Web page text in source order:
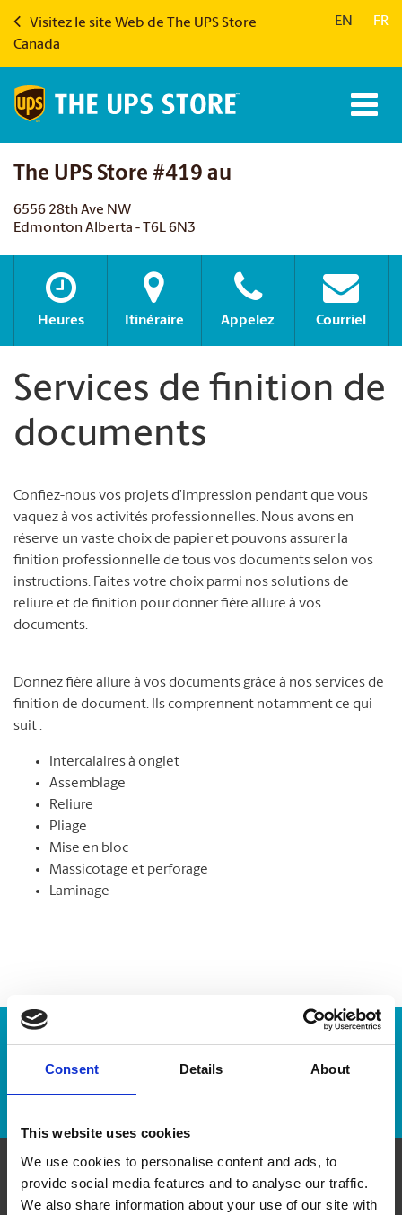
Consent Details About
This website uses cookies
We use cookies to personalise content and ads, to
provide social media features and to analyse our traffic.
We also share information about your use of our site with
Visitez le site Web de The UPS Store
Canada
EN FR
The UPS Store #419 au
6556 28th Ave NW
Edmonton Alberta - T6L 6N3
Heures Itinéraire Appelez Courriel
Services de finition de
documents
Confiez-nous vos projets d’impression pendant que vous
vaquez à vos activités professionnelles. Nous avons en
réserve un vaste choix de papier et pouvons assurer la
finition professionnelle de tous vos documents selon vos
instructions. Faites votre choix parmi nos solutions de
reliure et de finition pour donner fière allure à vos
documents.
Donnez fière allure à vos documents grâce à nos services de
finition de document. Ils comprennent notamment ce qui
suit :
Intercalaires à onglet
Assemblage
Reliure
Pliage
Mise en bloc
Massicotage et perforage
Laminage
Numéro de suivi :
Repérer un envoi
Communiquer avec nous